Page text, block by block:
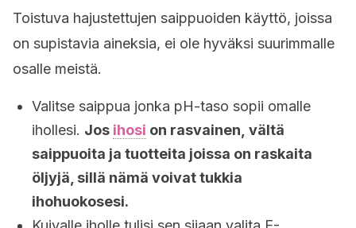
Toistuva hajustettujen saippuoiden käyttö, joissa
on supistavia aineksia, ei ole hyväksi suurimmalle
osalle meistä.
Valitse saippua jonka pH-taso sopii omalle
ihollesi. Jos ihosi on rasvainen, vältä
saippuoita ja tuotteita joissa on raskaita
öljyjä, sillä nämä voivat tukkia
ihohuokosesi.